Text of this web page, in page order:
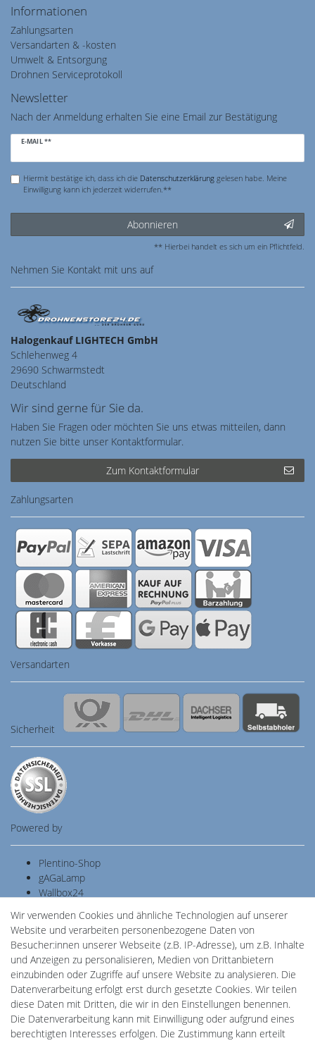
Informationen
Zahlungsarten
Versandarten & -kosten
Umwelt & Entsorgung
Drohnen Serviceprotokoll
Newsletter
Nach der Anmeldung erhalten Sie eine Email zur Bestätigung
E-MAIL **
Newsletter
Hiermit bestätige ich, dass ich die Daten­schutz­erklärunggelesen habe. Meine
Einwilligung kann ich jederzeit widerrufen.**
Abonnieren
** Hierbei handelt es sich um ein Pflichtfeld.
Nehmen Sie Kontakt mit uns auf
Halogenkauf LIGHTECH GmbH
Schlehenweg 4
29690 Schwarmstedt
Deutschland
Wir sind gerne für Sie da.
Haben Sie Fragen oder möchten Sie uns etwas mitteilen, dann
nutzen Sie bitte unser Kontaktformular.
Zum Kontaktformular
Zahlungsarten
Versandarten
Sicherheit
Powered by
Plentino-Shop
gAGaLamp
Wallbox24
Batteriespeicher
PlentiSolar
Gebrauchtlicht
Ledkauf
DEYESOLAR
Lightech Connect
CardanLight Europe
FORTIMO LEDs
LED-RETROSHOP
Wir verwenden Cookies und ähnliche Technologien auf unserer
Website und verarbeiten personenbezogene Daten von
Besucher:innen unserer Webseite (z.B. IP-Adresse), um z.B. Inhalte
und Anzeigen zu personalisieren, Medien von Drittanbietern
einzubinden oder Zugriffe auf unsere Website zu analysieren. Die
Datenverarbeitung erfolgt erst durch gesetzte Cookies. Wir teilen
diese Daten mit Dritten, die wir in den Einstellungen benennen.
Die Datenverarbeitung kann mit Einwilligung oder aufgrund eines
berechtigten Interesses erfolgen. Die Zustimmung kann erteilt